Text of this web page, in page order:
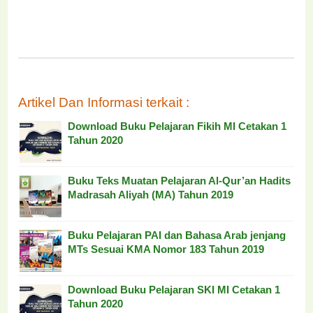
Artikel Dan Informasi terkait :
Download Buku Pelajaran Fikih MI Cetakan 1
Tahun 2020
Buku Teks Muatan Pelajaran Al-Qur’an Hadits
Madrasah Aliyah (MA) Tahun 2019
Buku Pelajaran PAI dan Bahasa Arab jenjang
MTs Sesuai KMA Nomor 183 Tahun 2019
Download Buku Pelajaran SKI MI Cetakan 1
Tahun 2020